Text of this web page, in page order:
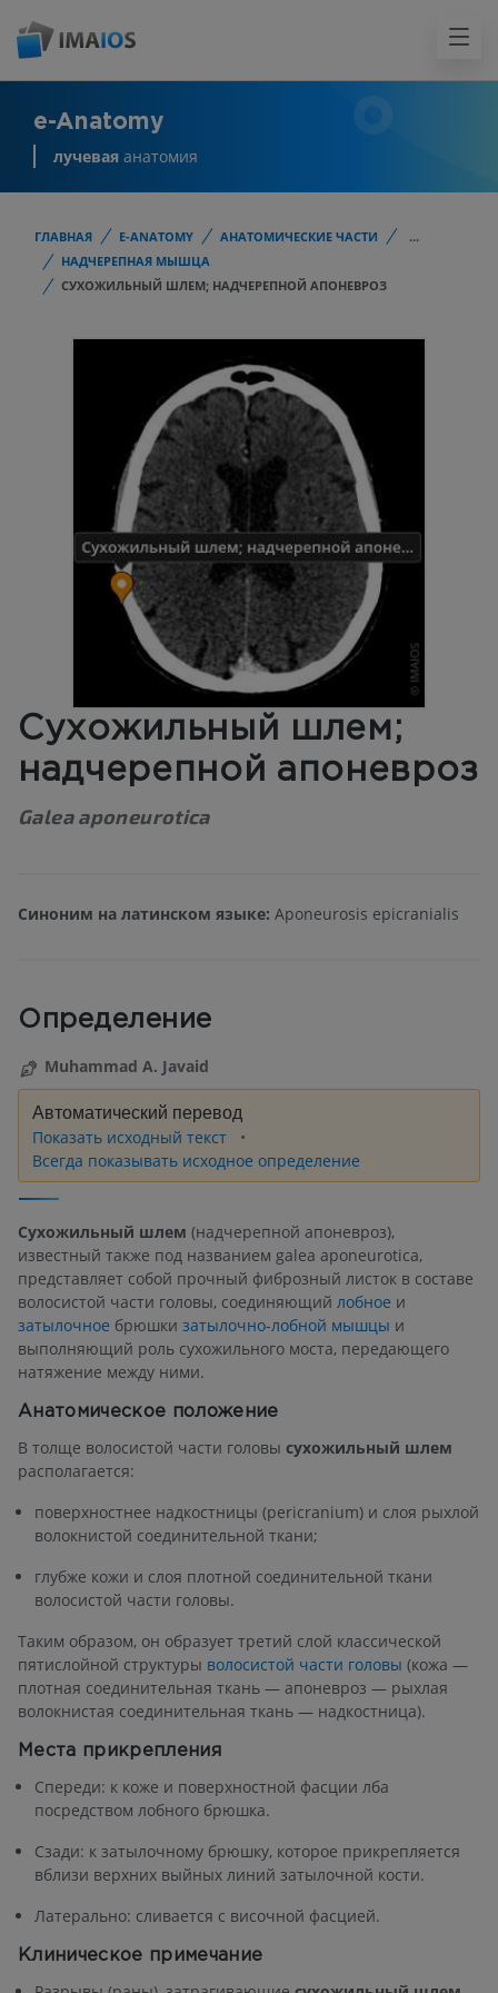
e-Anatomy
лучевая анатомия
ГЛАВНАЯ E-ANATOMY АНАТОМИЧЕСКИЕ ЧАСТИ
...
НАДЧЕРЕПНАЯ МЫШЦА
СУХОЖИЛЬНЫЙ ШЛЕМ; НАДЧЕРЕПНОЙ АПОНЕВРОЗ
Сухожильный шлем;
надчерепной апоневроз
Galea aponeurotica
Синоним на латинском языке: Aponeurosis epicranialis
Определение
Muhammad A. Javaid
Автоматический перевод
Показать исходный текст
Всегда показывать исходное определение
Сухожильный шлем (надчерепной апоневроз),
известный также под названием galea aponeurotica,
представляет собой прочный фиброзный листок в составе
волосистой части головы, соединяющий лобное и
затылочное брюшки затылочно-лобной мышцы и
выполняющий роль сухожильного моста, передающего
натяжение между ними.
Анатомическое положение
В толще волосистой части головы сухожильный шлем
располагается:
поверхностнее надкостницы (pericranium) и слоя рыхлой
волокнистой соединительной ткани;
глубже кожи и слоя плотной соединительной ткани
волосистой части головы.
Таким образом, он образует третий слой классической
пятислойной структуры волосистой части головы (кожа —
плотная соединительная ткань — апоневроз — рыхлая
волокнистая соединительная ткань — надкостница).
Места прикрепления
Спереди: к коже и поверхностной фасции лба
посредством лобного брюшка.
Сзади: к затылочному брюшку, которое прикрепляется
вблизи верхних выйных линий затылочной кости.
Латерально: сливается с височной фасцией.
Клиническое примечание